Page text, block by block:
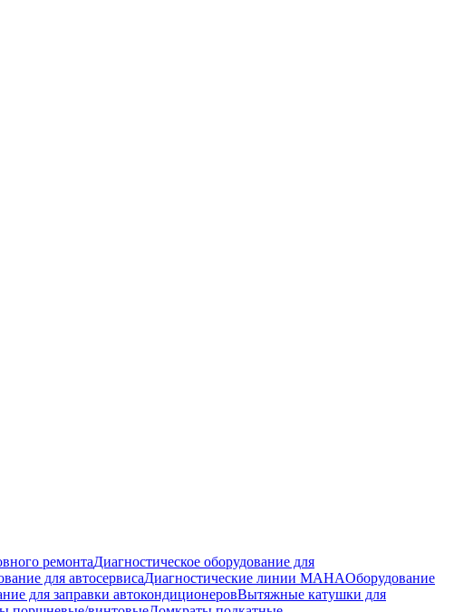
ремонтаДиагностическое оборудование для
для автосервисаДиагностические линии MAHAОборудование
для заправки автокондиционеровВытяжные катушки для